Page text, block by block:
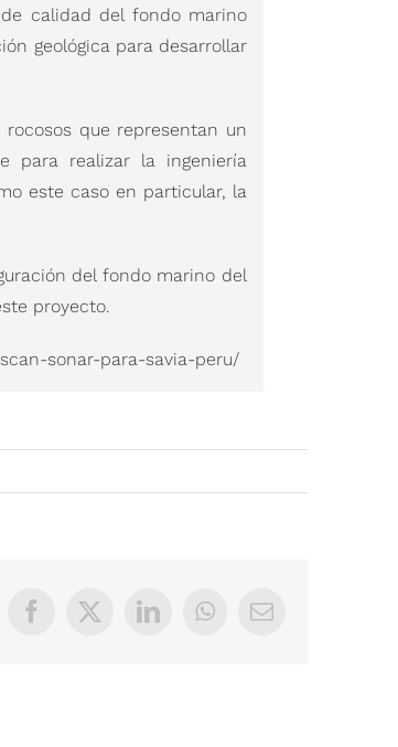
calidad del fondo marino
geológica para desarrollar
que representan un
para realizar la ingeniería
este caso en particular, la
del fondo marino del
proyecto.
sonar-para-savia-peru/
Facebook
X LinkedInWhatsApp
Correo